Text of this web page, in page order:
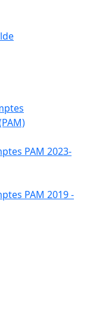
PAM 2023-
PAM 2019 -